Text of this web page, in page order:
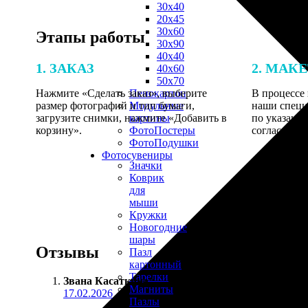
30х40
20х45
30х60
30х90
40х40
40х60
50х70
Пенокартон
Модульные
картины
ФотоПостеры
ФотоПодушки
Фотоcувениры
Значки
Коврик
для
мыши
Кружки
Новогодние
шары
Пазл
картонный
Тарелки
Магниты
Пазлы
Этапы работы
1. ЗАКАЗ
Нажмите «Сделать заказ», выберите
размер фотографий и тип бумаги,
загрузите снимки, нажмите «Добавить в
корзину».
2.
В процессе
наши
по
Отзывы
Звана Касаткина :
17.02.2026